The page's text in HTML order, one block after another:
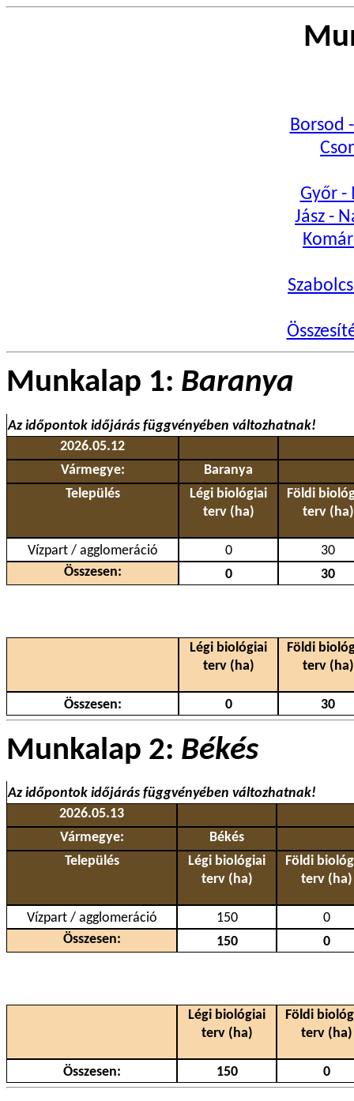
Borsod
Győr -
Jász -
Munkalap 1: Baranya
Az időpontok időjárás függvényében változhatnak!
2026.05.12
Vármegye:
Baranya
Település
Légi biológiai
terv (ha)
Földi
terv (ha)
Vízpart / agglomeráció 0
30
Összesen:
0 30
Légi biológiai
terv (ha)
Földi
terv (ha)
Összesen: 0 30
Munkalap 2: Békés
Az időpontok időjárás függvényében változhatnak!
2026.05.13
Vármegye:
Békés
Település
Légi biológiai
terv (ha)
Földi
terv (ha)
Vízpart / agglomeráció 150
0
Összesen:
150 0
Légi biológiai
terv (ha)
Földi
terv (ha)
Összesen: 150 0